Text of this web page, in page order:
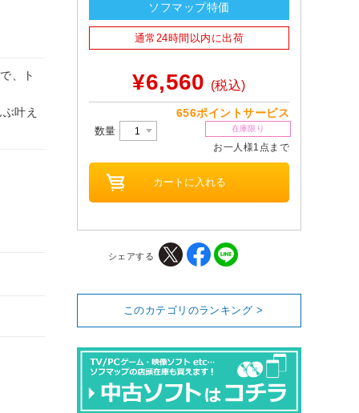
、ト
叶え
ソフマップ特価
通常24時間以内に出荷
¥6,560 (税込)
656ポイントサービス
数量 在庫限り
お一人様1点まで
シェアする
このカテゴリのランキング >